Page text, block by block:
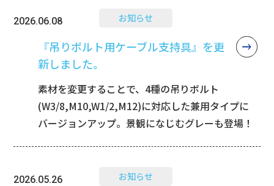
2026.06.08 お知らせ
『吊りボルト用ケーブル支持具』を更
新しました。
素材を変更することで、4種の吊りボルト
(W3/8,M10,W1/2,M12)に対応した兼用タイプに
バージョンアップ。景観になじむグレーも登場！
2026.05.26 お知らせ